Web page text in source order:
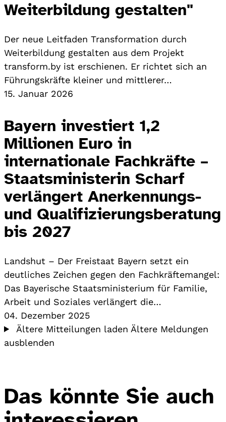
Weiterbildung gestalten"
Der neue Leitfaden Transformation durch
Weiterbildung gestalten aus dem Projekt
transform.by ist erschienen. Er richtet sich an
Führungskräfte kleiner und mittlerer…
15. Januar 2026
Bayern investiert 1,2
Millionen Euro in
internationale Fachkräfte –
Staatsministerin Scharf
verlängert Anerkennungs-
und Qualifizierungsberatung
bis 2027
Landshut – Der Freistaat Bayern setzt ein
deutliches Zeichen gegen den Fachkräftemangel:
Das Bayerische Staatsministerium für Familie,
Arbeit und Soziales verlängert die…
04. Dezember 2025
Ältere Mitteilungen laden Ältere Meldungen
ausblenden
Das könnte Sie auch